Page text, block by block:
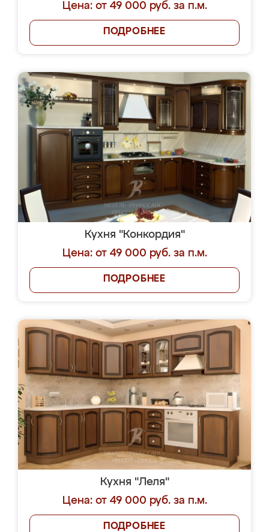
Цена: от 49 000 руб. за п.м.
ПОДРОБНЕЕ
Кухня "Конкордия"
Цена: от 49 000 руб. за п.м.
ПОДРОБНЕЕ
Кухня "Леля"
Цена: от 49 000 руб. за п.м.
ПОДРОБНЕЕ